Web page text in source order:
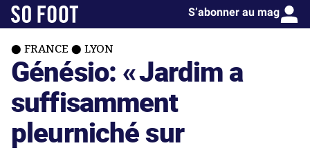
S’abonner au mag
FRANCE LYON
Génésio: «Jardim a
suffisamment
pleurniché sur